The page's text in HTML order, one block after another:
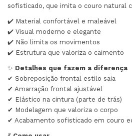
sofisticado, que imita o couro natural
✔️ Material confortável e maleável
✔️ Visual moderno e elegante
✔️ Não limita os movimentos
✔️ Estrutura que valoriza o caimento
✨ Detalhes que fazem a diferença
✔ Sobreposição frontal estilo saia
✔ Amarração frontal ajustável
✔ Elástico na cintura (parte de trás)
✔ Modelagem que valoriza o corpo
✔ Acabamento sofisticado em couro